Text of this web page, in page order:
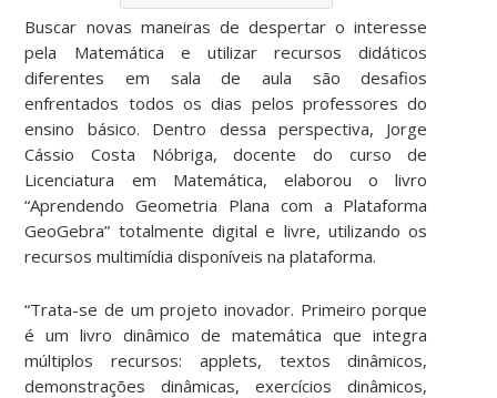
Buscar novas maneiras de despertar o interesse
pela Matemática e utilizar recursos didáticos
diferentes em sala de aula são desafios
enfrentados todos os dias pelos professores do
ensino básico. Dentro dessa perspectiva, Jorge
Cássio Costa Nóbriga, docente do curso de
Licenciatura em Matemática, elaborou o livro
“Aprendendo Geometria Plana com a Plataforma
GeoGebra” totalmente digital e livre, utilizando os
recursos multimídia disponíveis na plataforma.
“Trata-se de um projeto inovador. Primeiro porque
é um livro dinâmico de matemática que integra
múltiplos recursos: applets, textos dinâmicos,
demonstrações dinâmicas, exercícios dinâmicos,